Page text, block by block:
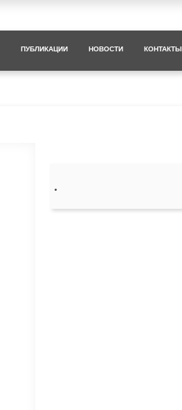
ПУБЛИКАЦИИ НОВОСТИ КОНТАКТЫ